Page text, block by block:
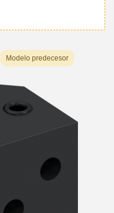
Modelo predecesor